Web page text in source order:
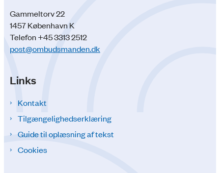
Gammeltorv 22
1457 København K
Telefon +45 3313 2512
post@ombudsmanden.dk
Links
Kontakt
Tilgængelighedserklæring
Guide til oplæsning af tekst
Cookies